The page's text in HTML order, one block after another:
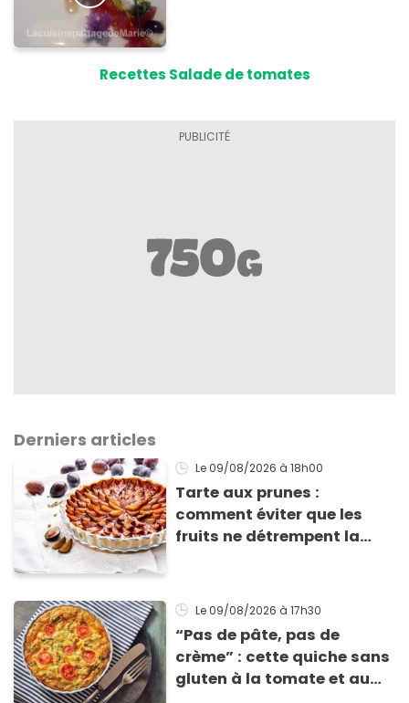
Recettes Salade de tomates
Derniers articles
Le 09/08/2026 à 18h00
Tarte aux prunes :
comment éviter que les
fruits ne détrempent la
Le 09/08/2026 à 17h30
“Pas de pâte, pas de
crème” : cette quiche sans
gluten à la tomate et au